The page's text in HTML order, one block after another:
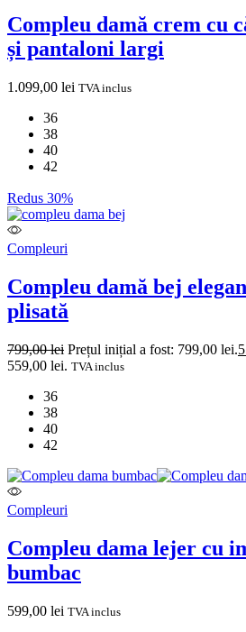
Compleu damă crem cu
și pantaloni largi
1.099,00 lei TVA inclus
36
38
40
42
Redus 30%
Compleuri
Compleu damă bej
plisată
799,00lei Prețul inițial a fost: 799,00 lei.
559,00 lei. TVA inclus
36
38
40
42
Compleuri
Compleu dama lejer cu
bumbac
599,00 lei TVA inclus